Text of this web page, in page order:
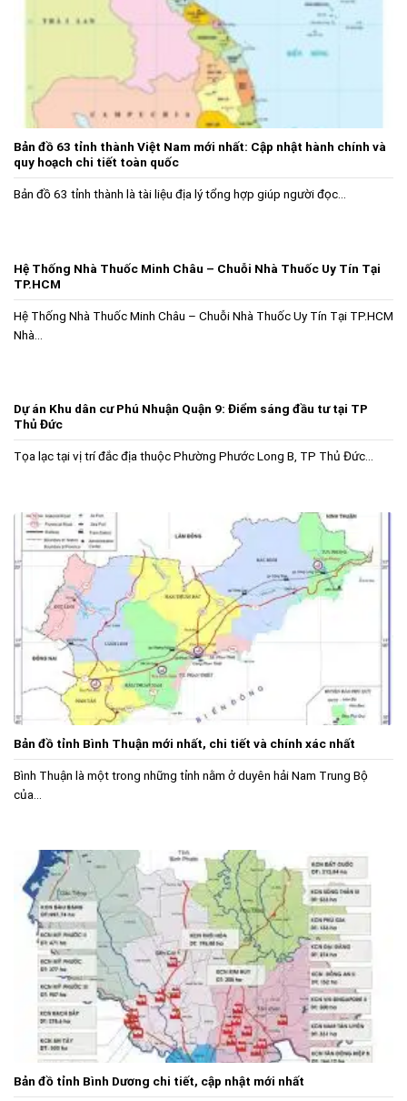
Bản đồ 63 tỉnh thành Việt Nam mới nhất: Cập nhật hành chính và
quy hoạch chi tiết toàn quốc
Bản đồ 63 tỉnh thành là tài liệu địa lý tổng hợp giúp người đọc...
Hệ Thống Nhà Thuốc Minh Châu – Chuỗi Nhà Thuốc Uy Tín Tại
TP.HCM
Hệ Thống Nhà Thuốc Minh Châu – Chuỗi Nhà Thuốc Uy Tín Tại TP.HCM
Nhà...
Dự án Khu dân cư Phú Nhuận Quận 9: Điểm sáng đầu tư tại TP
Thủ Đức
Tọa lạc tại vị trí đắc địa thuộc Phường Phước Long B, TP Thủ Đức...
Bản đồ tỉnh Bình Thuận mới nhất, chi tiết và chính xác nhất
Bình Thuận là một trong những tỉnh nằm ở duyên hải Nam Trung Bộ
của...
Bản đồ tỉnh Bình Dương chi tiết, cập nhật mới nhất